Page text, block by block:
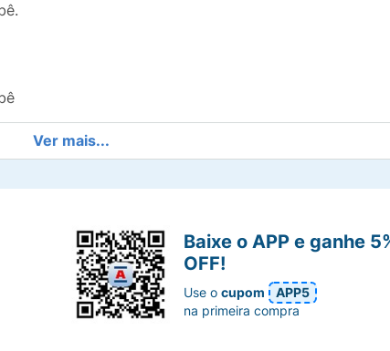
das pernas do seu bebê
remexer como quiser
Ver mais...
Baixe o APP e ganhe
OFF!
Use ocupom
APP5
na primeira compra